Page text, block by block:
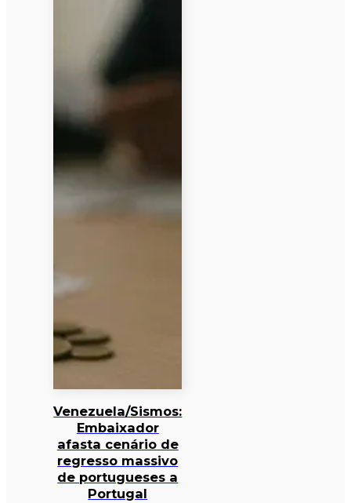
Venezuela/Sismos:
Embaixador
afasta cenário de
regresso massivo
de portugueses a
Portugal